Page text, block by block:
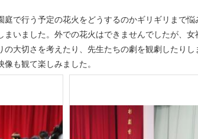
で行う予定の花火をどうするのかギリギリまで悩
まいました。外での花火はできませんでしたが、女
大切さを考えたり、先生たちの劇を観劇したりし
も観て楽しみました。